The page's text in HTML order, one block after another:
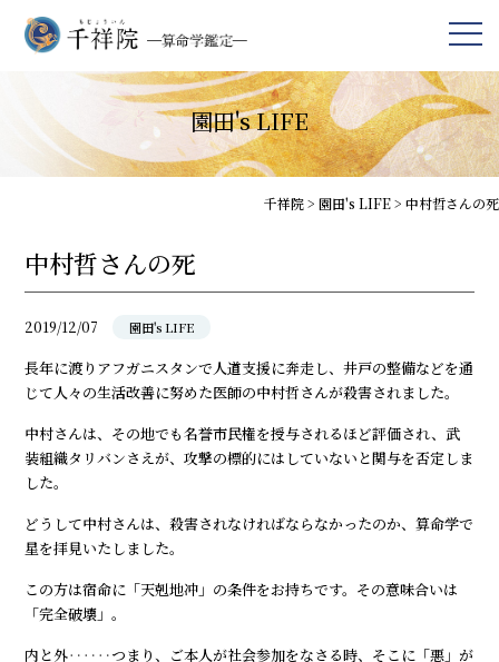
園田's LIFE
千祥院> 園田's LIFE> 中村哲さんの死
中村哲さんの死
2019/12/07 園田's LIFE
長年に渡りアフガニスタンで人道支援に奔走し、井戸の整備などを通
じて人々の生活改善に努めた医師の中村哲さんが殺害されました。
中村さんは、その地でも名誉市民権を授与されるほど評価され、武
装組織タリバンさえが、攻撃の標的にはしていないと関与を否定しま
した。
どうして中村さんは、殺害されなければならなかったのか、算命学で
星を拝見いたしました。
この方は宿命に「天剋地冲」の条件をお持ちです。その意味合いは
「完全破壊」。
内と外‥‥‥つまり、ご本人が社会参加をなさる時、そこに「悪」が